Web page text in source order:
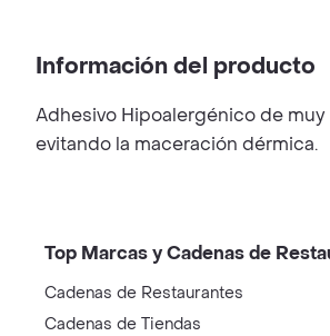
Información del producto
Adhesivo Hipoalergénico de
evitando la maceración dérmica.
Top Marcas y Cadenas de
Cadenas de Restaurantes
Cadenas de Tiendas